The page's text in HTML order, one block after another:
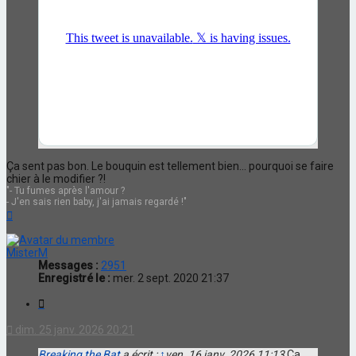
Ça sent pas bon. Le bouquin est tellement bien... pourquoi se faire
chier à le modifier ?!
"- Tu fumes après l'amour ?
- J'en sais rien baby, j'ai jamais regardé !"
MisterM
Messages : 2951
Enregistré le : mer. 2 sept. 2020 21:37
dim. 25 janv. 2026 20:21